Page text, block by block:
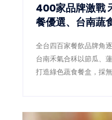
400家品牌激戰 禾氣合秝奪原蔬盒
餐優選、台南蔬
全台四百家餐飲品牌角
台南禾氣合秝以節瓜、
打造綠色蔬食餐盒，採